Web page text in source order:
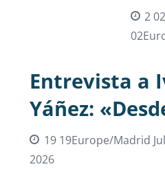
2
Entrevista a
Yáñez:
19 19Europe/Madrid
2026